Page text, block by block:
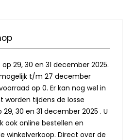
29, 30 en 31 december 2025.
t/m 27 december
op 0. Er kan nog wel in
worden tijdens de losse
30 en 31 december 2025 . U
ook online bestellen en
winkelverkoop. Direct over de